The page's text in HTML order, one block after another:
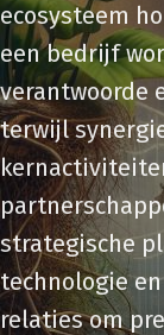
ecosysteem
een bedrijf
verantwoorde
terwijl
strategische
technologie
relaties om